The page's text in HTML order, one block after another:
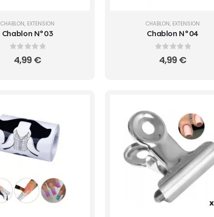
CHABLON, EXTENSION
Chablon N°03
sur 5
4,99 €
CHABLON, EXTENSION
Chablon N°04
sur 5
4,99 €